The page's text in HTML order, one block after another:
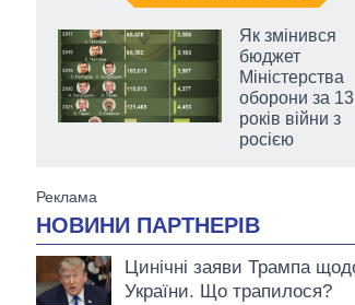
Як змінився
бюджет
Міністерства
оборони за 13
років війни з
росією